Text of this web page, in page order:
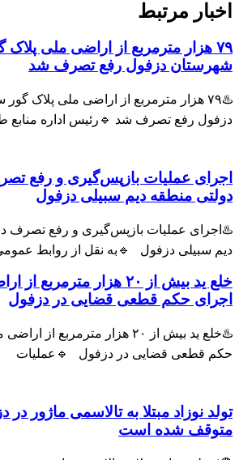
مرتبط
۷۹ هزار مترمربع از اراضی ملی پلاک
دزفول رفع تصرف شد
♨️۷۹ هزار مترمربع از اراضی ملی پلاک گور
رفع تصرف شد 🔹رئیس اداره منابع
عملیات بازپس‌گیری و رفع
منطقه دیم سبیلی دزفول
عملیات بازپس‌گیری و رفع تصرف در
سبیلی دزفول 🔹به نقل از روابط عمومی
خلع ید بیش از ۲۰ هزار مترمربع
حکم قطعی قضایی در دزفول
♨️خلع ید بیش از ۲۰ هزار مترمربع از
قطعی قضایی در دزفول 🔹عملیات
شده است